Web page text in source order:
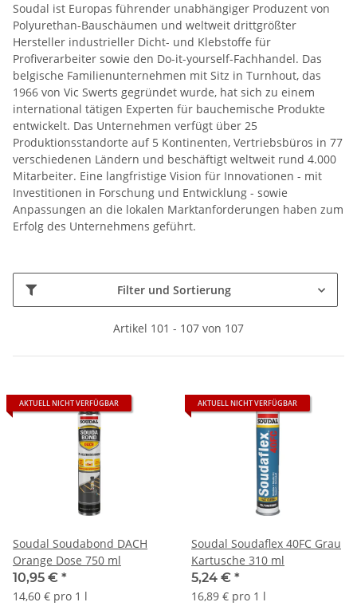
Soudal ist Europas führender unabhängiger Produzent von
Polyurethan-Bauschäumen und weltweit drittgrößter
Hersteller industrieller Dicht- und Klebstoffe für
Profiverarbeiter sowie den Do-it-yourself-Fachhandel. Das
belgische Familienunternehmen mit Sitz in Turnhout, das
1966 von Vic Swerts gegründet wurde, hat sich zu einem
international tätigen Experten für bauchemische Produkte
entwickelt. Das Unternehmen verfügt über 25
Produktionsstandorte auf 5 Kontinenten, Vertriebsbüros in 77
verschiedenen Ländern und beschäftigt weltweit rund 4.000
Mitarbeiter. Eine langfristige Vision für Innovationen - mit
Investitionen in Forschung und Entwicklung - sowie
Anpassungen an die lokalen Marktanforderungen haben zum
Erfolg des Unternehmens geführt.
Filter und Sortierung
Artikel 101 - 107 von 107
AKTUELL NICHT VERFÜGBAR
Soudal Soudabond DACH
Orange Dose 750 ml
10,95 € *
14,60 € pro 1 l
AKTUELL NICHT VERFÜGBAR
Soudal Soudaflex 40FC Grau
Kartusche 310 ml
5,24 € *
16,89 € pro 1 l